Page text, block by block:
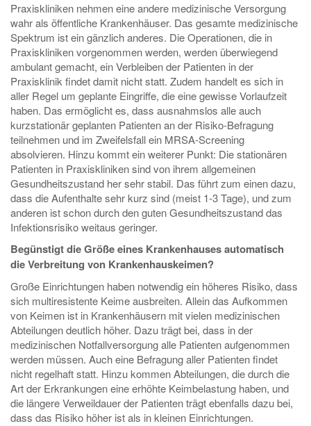
Praxiskliniken nehmen eine andere medizinische Versorgung
wahr als öffentliche Krankenhäuser. Das gesamte medizinische
Spektrum ist ein gänzlich anderes. Die Operationen, die in
Praxiskliniken vorgenommen werden, werden überwiegend
ambulant gemacht, ein Verbleiben der Patienten in der
Praxisklinik findet damit nicht statt. Zudem handelt es sich in
aller Regel um geplante Eingriffe, die eine gewisse Vorlaufzeit
haben. Das ermöglicht es, dass ausnahmslos alle auch
kurzstationär geplanten Patienten an der Risiko-Befragung
teilnehmen und im Zweifelsfall ein MRSA-Screening
absolvieren. Hinzu kommt ein weiterer Punkt: Die stationären
Patienten in Praxiskliniken sind von ihrem allgemeinen
Gesundheitszustand her sehr stabil. Das führt zum einen dazu,
dass die Aufenthalte sehr kurz sind (meist 1-3 Tage), und zum
anderen ist schon durch den guten Gesundheitszustand das
Infektionsrisiko weitaus geringer.
Begünstigt die Größe eines Krankenhauses automatisch
die Verbreitung von Krankenhauskeimen?
Große Einrichtungen haben notwendig ein höheres Risiko, dass
sich multiresistente Keime ausbreiten. Allein das Aufkommen
von Keimen ist in Krankenhäusern mit vielen medizinischen
Abteilungen deutlich höher. Dazu trägt bei, dass in der
medizinischen Notfallversorgung alle Patienten aufgenommen
werden müssen. Auch eine Befragung aller Patienten findet
nicht regelhaft statt. Hinzu kommen Abteilungen, die durch die
Art der Erkrankungen eine erhöhte Keimbelastung haben, und
die längere Verweildauer der Patienten trägt ebenfalls dazu bei,
dass das Risiko höher ist als in kleinen Einrichtungen.